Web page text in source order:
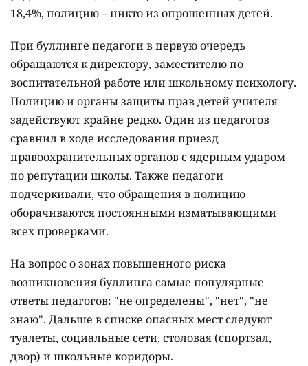
18,4%, полицию – никто из опрошенных детей.
При буллинге педагоги в первую очередь
обращаются к директору, заместителю по
воспитательной работе или школьному психологу.
Полицию и органы защиты прав детей учителя
задействуют крайне редко. Один из педагогов
сравнил в ходе исследования приезд
правоохранительных органов с ядерным ударом
по репутации школы. Также педагоги
подчеркивали, что обращения в полицию
оборачиваются постоянными изматывающими
всех проверками.
На вопрос о зонах повышенного риска
возникновения буллинга самые популярные
ответы педагогов: "не определены", "нет", "не
знаю". Дальше в списке опасных мест следуют
туалеты, социальные сети, столовая (спортзал,
двор) и школьные коридоры.